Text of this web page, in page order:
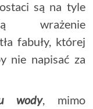
są na tyle
wrażenie
fabuły, której
nie napisać za
wody, mimo